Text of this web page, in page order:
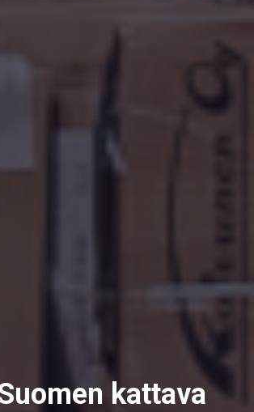
kattava